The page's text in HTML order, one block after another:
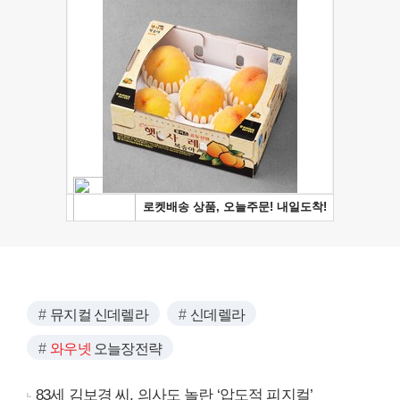
뮤지컬 신데렐라 신데렐라
와우넷 오늘장전략
83세 김보경 씨, 의사도 놀란 ‘압도적 피지컬’